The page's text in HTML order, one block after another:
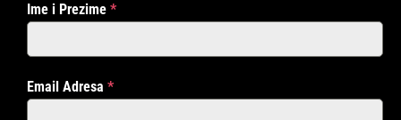
Ime i Prezime *
Email Adresa *